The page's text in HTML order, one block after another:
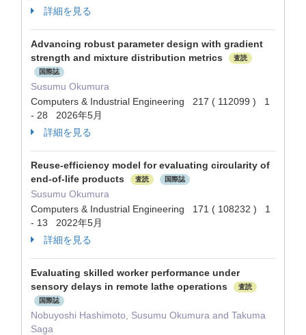
詳細を見る
Advancing robust parameter design with gradient
strength and mixture distribution metrics
査読
国際誌
Susumu Okumura
Computers & Industrial Engineering 217 ( 112099 ) 1
- 28 2026年5月
詳細を見る
Reuse-efficiency model for evaluating circularity of
end-of-life products
査読 国際誌
Susumu Okumura
Computers & Industrial Engineering 171 ( 108232 ) 1
- 13 2022年5月
詳細を見る
Evaluating skilled worker performance under
sensory delays in remote lathe operations
査読
国際誌
Nobuyoshi Hashimoto, Susumu Okumura and Takuma
Saga